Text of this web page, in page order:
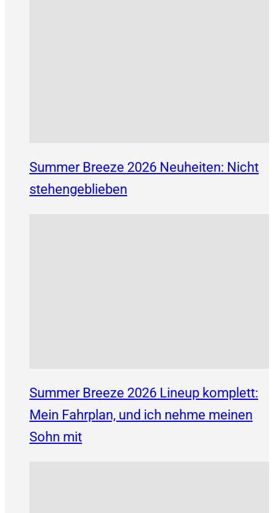
Summer Breeze 2026 Neuheiten: Nicht
stehengeblieben
Summer Breeze 2026 Lineup komplett:
Mein Fahrplan, und ich nehme meinen
Sohn mit